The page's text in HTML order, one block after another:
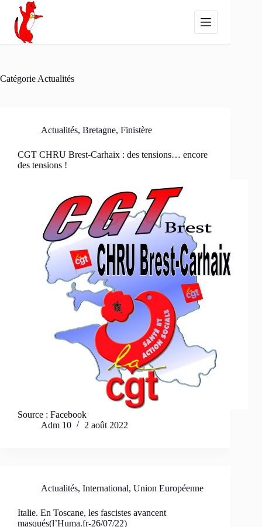
Passer
contenu
Catégorie Actualités
Actualités, Bretagne, Finistère
CGT CHRU Brest-Carhaix : des tensions… encore
des tensions !
Source : Facebook
Adm 10
2 août 2022
Actualités, International, Union Européenne
Italie. En Toscane, les fascistes avancent
masqués(l’Huma.fr-26/07/22)